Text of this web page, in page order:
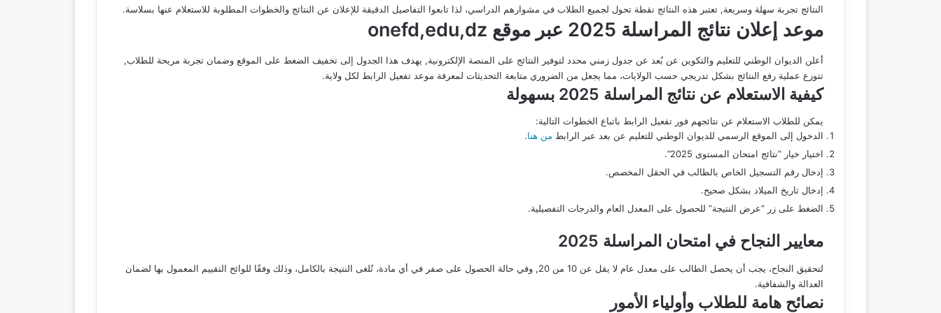
النتائج تجربة سهلة وسريعة, تعتبر هذه النتائج نقطة تحول لجميع الطلاب في مشوارهم الدراسي، لذا تابعوا التفاصيل الدقيقة للإعلان عن النتائج والخطوات المطلوبة للاستعلام عنها بسلاسة.
موعد إعلان نتائج المراسلة 2025 عبر موقع onefd,edu,dz
أعلن الديوان الوطني للتعليم والتكوين عن بُعد عن جدول زمني محدد لتوفير النتائج على المنصة الإلكترونية, يهدف هذا الجدول إلى تخفيف الضغط على الموقع وضمان تجربة مريحة للطلاب,
تتوزع عملية رفع النتائج بشكل تدريجي حسب الولايات، مما يجعل من الضروري متابعة التحديثات لمعرفة موعد تفعيل الرابط لكل ولاية.
كيفية الاستعلام عن نتائج المراسلة 2025 بسهولة
يمكن للطلاب الاستعلام عن نتائجهم فور تفعيل الرابط باتباع الخطوات التالية:
الدخول إلى الموقع الرسمي للديوان الوطني للتعليم عن بعد عبر الرابط من هنا.
اختيار خيار “نتائج امتحان المستوى 2025”.
إدخال رقم التسجيل الخاص بالطالب في الحقل المخصص.
إدخال تاريخ الميلاد بشكل صحيح.
الضغط على زر “عرض النتيجة” للحصول على المعدل العام والدرجات التفصيلية.
معايير النجاح في امتحان المراسلة 2025
لتحقيق النجاح، يجب أن يحصل الطالب على معدل عام لا يقل عن 10 من 20, وفي حالة الحصول على صفر في أي مادة، تُلغى النتيجة بالكامل، وذلك وفقًا للوائح التقييم المعمول بها لضمان
العدالة والشفافية.
نصائح هامة للطلاب وأولياء الأمور